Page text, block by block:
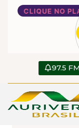
CLIQUE NO
97.5